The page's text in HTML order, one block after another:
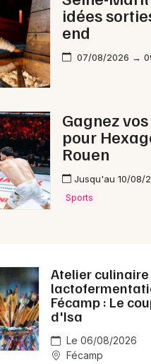
en Haute-Normandie
en Normandie
des sorties
en tournée
idées
end
07/08/2026 →
Gagnez
pour
Rouen
Jusqu'au 10/08/
Sports
Atelier
Fécamp : Le
d'Isa
Le 06/08/2026
Fécamp